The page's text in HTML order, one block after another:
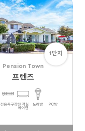
1단지
Pension Town
프렌즈
전용족구장전 객실
에어컨
노래방 PC방